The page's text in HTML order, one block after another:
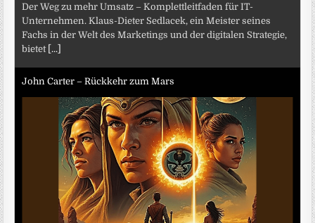
Der Weg zu mehr Umsatz – Komplettleitfaden für IT-
Unternehmen. Klaus-Dieter Sedlacek, ein Meister seines
Fachs in der Welt des Marketings und der digitalen Strategie,
bietet [...]
John Carter – Rückkehr zum Mars